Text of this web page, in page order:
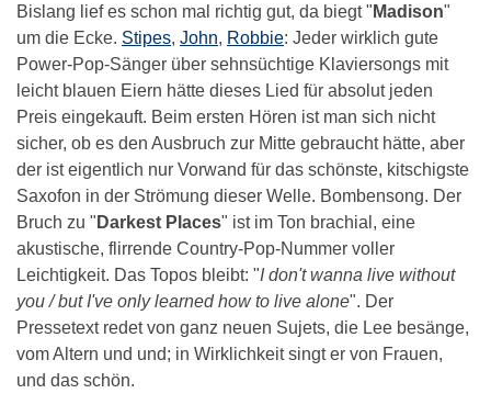
Bislang lief es schon mal richtig gut, da biegt " Madison"
um die Ecke. Stipes, John, Robbie: Jeder wirklich gute
Power-Pop-Sänger über sehnsüchtige Klaviersongs mit
leicht blauen Eiern hätte dieses Lied für absolut jeden
Preis eingekauft. Beim ersten Hören ist man sich nicht
sicher, ob es den Ausbruch zur Mitte gebraucht hätte, aber
der ist eigentlich nur Vorwand für das schönste, kitschigste
Saxofon in der Strömung dieser Welle. Bombensong. Der
Bruch zu " Darkest Places" ist im Ton brachial, eine
akustische, flirrende Country-Pop-Nummer voller
Leichtigkeit. Das Topos bleibt: "I don't wanna live without
you / but I've only learned how to live alone". Der
Pressetext redet von ganz neuen Sujets, die Lee besänge,
vom Altern und und; in Wirklichkeit singt er von Frauen,
und das schön.